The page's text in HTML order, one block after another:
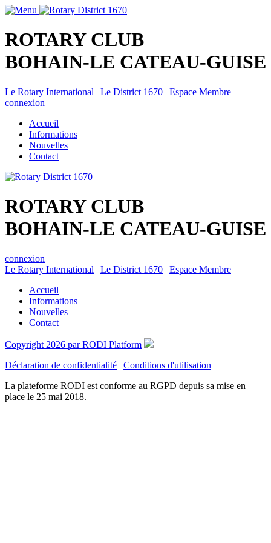
ROTARY CLUB
BOHAIN-LE CATEAU-GUISE
Le Rotary International | Le District 1670 | Espace Membre
connexion
Accueil
Informations
Nouvelles
Contact
ROTARY CLUB
BOHAIN-LE CATEAU-GUISE
connexion
Le Rotary International | Le District 1670 | Espace Membre
Accueil
Informations
Nouvelles
Contact
Copyright 2026 par RODI Platform
Déclaration de confidentialité | Conditions d'utilisation
La plateforme RODI est conforme au RGPD depuis sa mise en
place le 25 mai 2018.